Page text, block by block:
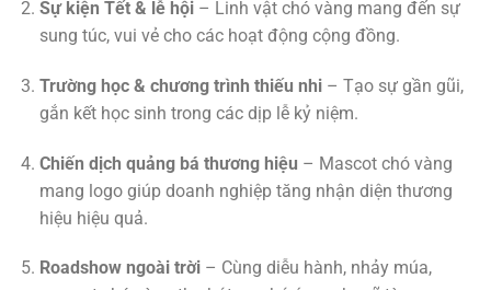
Sự kiện Tết & lễ hội– Linh vật chó vàng mang đến sự
sung túc, vui vẻ cho các hoạt động cộng đồng.
Trường học & chương trình thiếu nhi– Tạo sự gần gũi,
gắn kết học sinh trong các dịp lễ kỷ niệm.
Chiến dịch quảng bá thương hiệu – Mascot chó vàng
mang logo giúp doanh nghiệp tăng nhận diện thương
hiệu hiệu quả.
Roadshow ngoài trời– Cùng diễu hành, nhảy múa,